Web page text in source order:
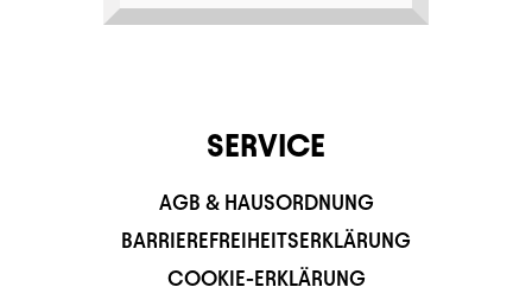
SERVICE
AGB & HAUSORDNUNG
BARRIEREFREIHEITSERKLÄRUNG
COOKIE-ERKLÄRUNG